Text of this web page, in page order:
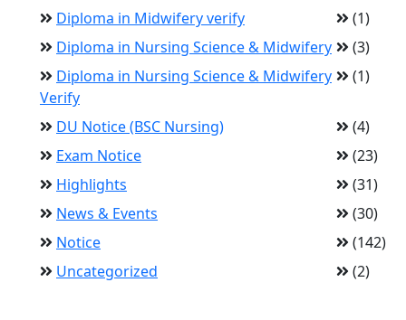
Diploma in Midwifery verify
(1)
Diploma in Nursing Science & Midwifery
(3)
Diploma in Nursing Science & Midwifery
Verify
(1)
DU Notice (BSC Nursing)
(4)
Exam Notice
(23)
Highlights
(31)
News & Events
(30)
Notice
(142)
Uncategorized
(2)